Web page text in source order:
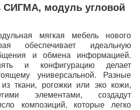
СИГМА, модуль угловой
мягкая мебель нового
обеспечивает идеальную
и обмена информацией.
и конфигурацию делает
универсальной. Разные
ткани, рогожки или эко кожи,
элементами, создадут
композиций, которые легко